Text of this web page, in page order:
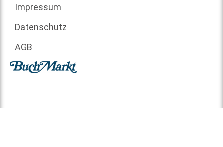
Impressum
Datenschutz
AGB